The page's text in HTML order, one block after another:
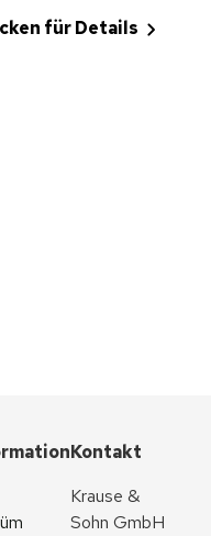
für Details
Kontakt
Krause &
Sohn GmbH